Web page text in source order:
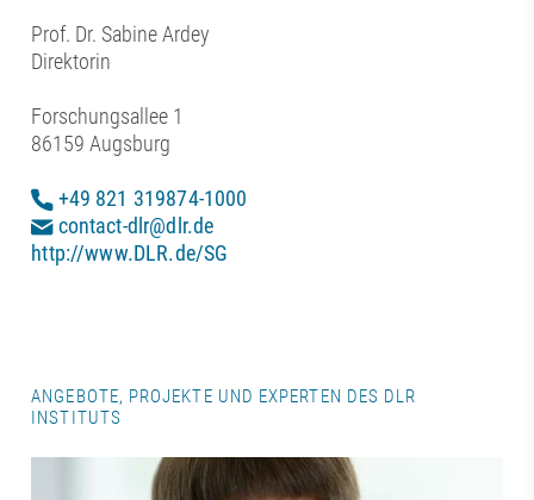
Prof. Dr. Sabine Ardey
Direktorin
Forschungsallee 1
86159 Augsburg
+49 821 319874-1000
contact-dlr@dlr.de
http://www.DLR.de/SG
ANGEBOTE, PROJEKTE UND EXPERTEN DES DLR
INSTITUTS